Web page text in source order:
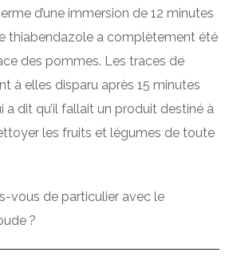
d’une immersion de 12 minutes
thiabendazole a complètement été
des pommes. Les traces de
à elles disparu après 15 minutes
a dit qu’il fallait un produit destiné à
les fruits et légumes de toute
vous de particulier avec le
?